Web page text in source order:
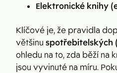
Elektronické knihy
Klíčové je, že pravidla
většinu spotřebitelských
ohledu na to, zda běží na
jsou vyvinuté na míru.